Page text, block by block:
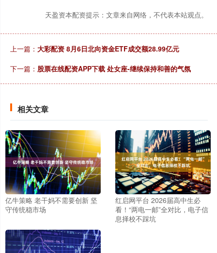
天盈资本配资提示：文章来自网络，不代表本站观点。
上一篇： 大彩配资 8月6日北向资金ETF成交额28.99亿元
下一篇： 股票在线配资APP下载 处女座-继续保持和善的气氛
相关文章
亿牛策略 老干妈不需要创新 坚
守传统稳市场
红启网平台 2026届高中生必
看！“两电一邮”全对比，电子信
息择校不踩坑